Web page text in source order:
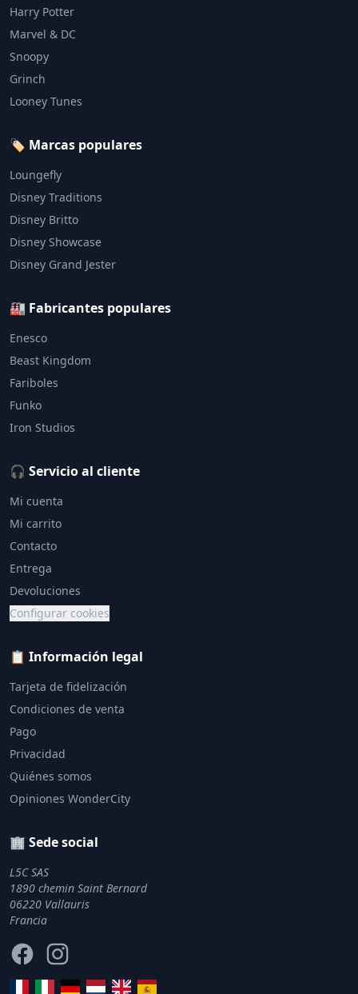
Harry Potter
Marvel & DC
Snoopy
Grinch
Looney Tunes
🏷️ Marcas populares
Loungefly
Disney Traditions
Disney Britto
Disney Showcase
Disney Grand Jester
🏭 Fabricantes populares
Enesco
Beast Kingdom
Fariboles
Funko
Iron Studios
🎧 Servicio al cliente
Mi cuenta
Mi carrito
Contacto
Entrega
Devoluciones
Configurar cookies
📋 Información legal
Tarjeta de fidelización
Condiciones de venta
Pago
Privacidad
Quiénes somos
Opiniones WonderCity
🏢 Sede social
L5C SAS
1890 chemin Saint Bernard
06220 Vallauris
Francia
FacebookInstagram